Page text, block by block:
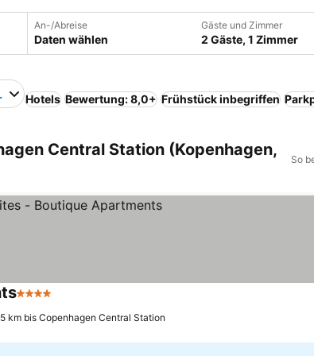
An-/Abreise
Daten wählen
Gäste und Zimmer
2 Gäste, 1 Zimmer
Station
Hotels Bewertung: 8,0+ Frühstück inbegriffen
Central Station (Kopenhagen,
So
4 Sterne
km bis Copenhagen Central Station